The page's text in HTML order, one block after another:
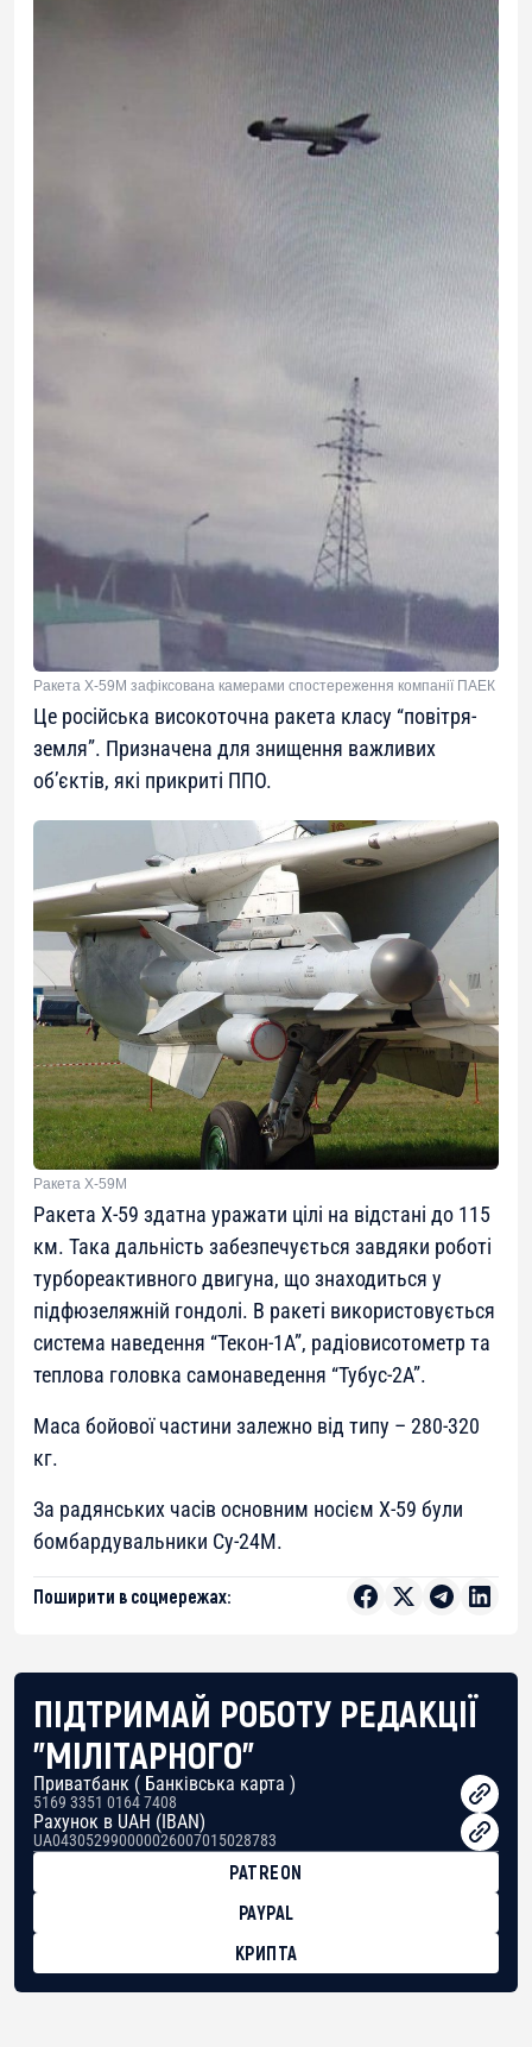
Ракета Х-59М зафіксована камерами спостереження компанії ПАЕК
Це російська високоточна ракета класу “повітря-
земля”. Призначена для знищення важливих
об’єктів, які прикриті ППО.
Ракета Х-59М
Ракета Х-59 здатна уражати цілі на відстані до 115
км. Така дальність забезпечується завдяки роботі
турбореактивного двигуна, що знаходиться у
підфюзеляжній гондолі. В ракеті використовується
система наведення “Текон-1А”, радіовисотометр та
теплова головка самонаведення “Тубус-2А”.
Маса бойової частини залежно від типу – 280-320
кг.
За радянських часів основним носієм Х-59 були
бомбардувальники Су-24М.
Поширити в соцмережах:
ПІДТРИМАЙ РОБОТУ РЕДАКЦІЇ
"МІЛІТАРНОГО"
Приватбанк ( Банківська карта )
5169 3351 0164 7408
Рахунок в UAH (IBAN)
UA043052990000026007015028783
PATREON
PAYPAL
КРИПТА